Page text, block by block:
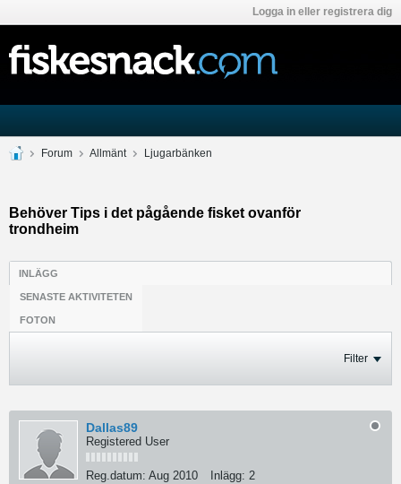
Logga in eller registrera dig
Forum Allmänt Ljugarbänken
Behöver Tips i det pågående fisket ovanför
trondheim
INLÄGG
SENASTE AKTIVITETEN
FOTON
Filter
Dallas89
Registered User
Reg.datum: Aug 2010 Inlägg: 2